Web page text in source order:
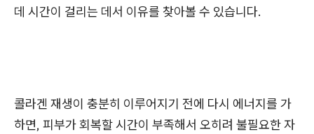
데 시간이 걸리는 데서 이유를 찾아볼 수 있습니다.
콜라겐 재생이 충분히 이루어지기 전에 다시 에너지를 가
하면, 피부가 회복할 시간이 부족해서 오히려 불필요한 자